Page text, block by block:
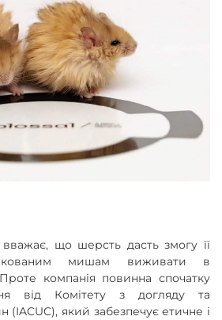
що шерсть дасть змогу її
мишам виживати в
компанія повинна спочатку
від Комітету з догляду та
(IACUC), який забезпечує етичне і